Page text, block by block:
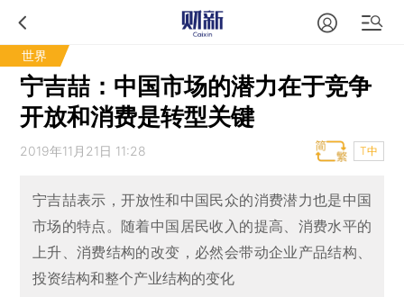
世界
宁吉喆：中国市场的潜力在于竞争
开放和消费是转型关键
2019年11月21日 11:28 T中
宁吉喆表示，开放性和中国民众的消费潜力也是中国
市场的特点。随着中国居民收入的提高、消费水平的
上升、消费结构的改变，必然会带动企业产品结构、
投资结构和整个产业结构的变化